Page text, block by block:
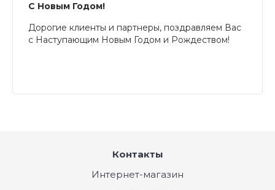
С Новым Годом!
Дорогие клиенты и партнеры, поздравляем Вас
с Наступающим Новым Годом и Рождеством!
Контакты
Интернет-магазин